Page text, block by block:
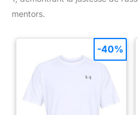
mentors.
-40%